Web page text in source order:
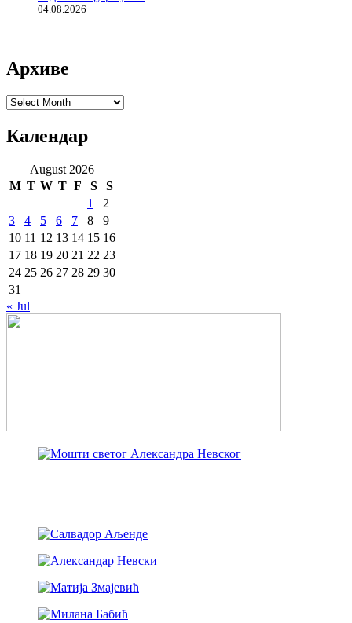
04.08.2026
Архиве
Архиве
Календар
August 2026
M T W T F S
S
1
2
3
4 5 6 7 8
9
10 11 12 13 14 15 16
17 18 19 20 21 22 23
24 25 26 27 28 29 30
31
« Jul